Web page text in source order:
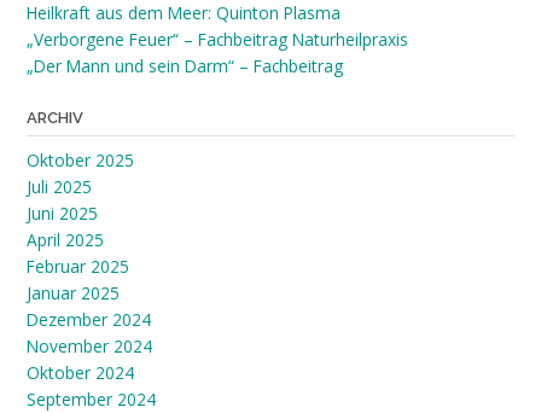
Heilkraft aus dem Meer: Quinton Plasma
„Verborgene Feuer“ – Fachbeitrag Naturheilpraxis
„Der Mann und sein Darm“ – Fachbeitrag
ARCHIV
Oktober 2025
Juli 2025
Juni 2025
April 2025
Februar 2025
Januar 2025
Dezember 2024
November 2024
Oktober 2024
September 2024